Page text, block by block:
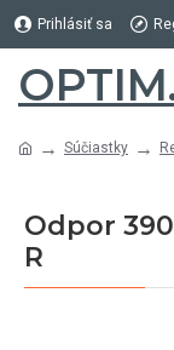
Prihlásiť sa
Súčiastky
Odpor
R